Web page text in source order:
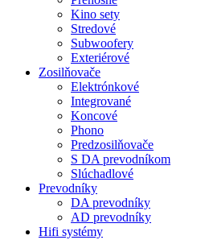
Kino sety
Stredové
Subwoofery
Exteriérové
Zosilňovače
Elektrónkové
Integrované
Koncové
Phono
Predzosilňovače
S DA prevodníkom
Slúchadlové
Prevodníky
DA prevodníky
AD prevodníky
Hifi systémy